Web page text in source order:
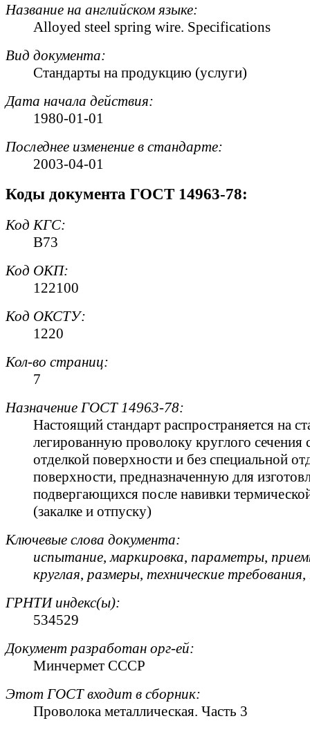
Название на английском языке:
Alloyed steel spring wire. Specifications
Вид документа:
Стандарты на продукцию (услуги)
Дата начала действия:
1980-01-01
Последнее изменение в стандарте:
2003-04-01
Коды документа ГОСТ 14963-78:
КодКГС:
В73
Код ОКП:
122100
Код ОКСТУ:
1220
Кол-во страниц:
7
Назначение ГОСТ 14963-78:
Настоящий стандарт распространяется на
легированную проволоку круглого сечения
отделкой поверхности и без специальной
поверхности, предназначенную для
подвергающихся после навивки
(закалке и отпуску)
Ключевые слова документа:
испытание,маркировка, параметры,
круглая, размеры, технические требования,
ГРНТИ индекс(ы):
534529
Документ разработан орг-ей:
Минчермет СССР
Этот ГОСТ входит в сборник:
Проволока металлическая. Часть 3